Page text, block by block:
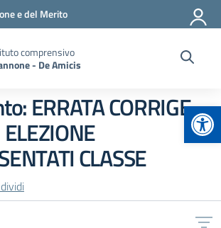
e del Merito
comprensivo
- De Amicis
ERRATA CORRIGE
CLASSE